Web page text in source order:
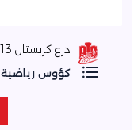
درع كريستال Q-13
كؤوس رياضية